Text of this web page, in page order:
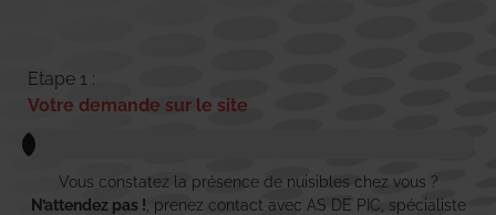
Etape 1 :
Votre demande sur le site
Vous constatez la présence de nuisibles chez vous ?
N’attendez pas ! , prenez contact avec AS DE PIC, spécialiste